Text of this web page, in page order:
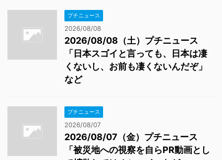
プチニュース
2026/08/08
2026/08/08（土）プチニュース
「日本スゴイと言っても、日本は凄
くないし、お前も凄くないんだぞ」
など
プチニュース
2026/08/07
2026/08/07（金）プチニュース
「被災地への視察を自らPR動画とし